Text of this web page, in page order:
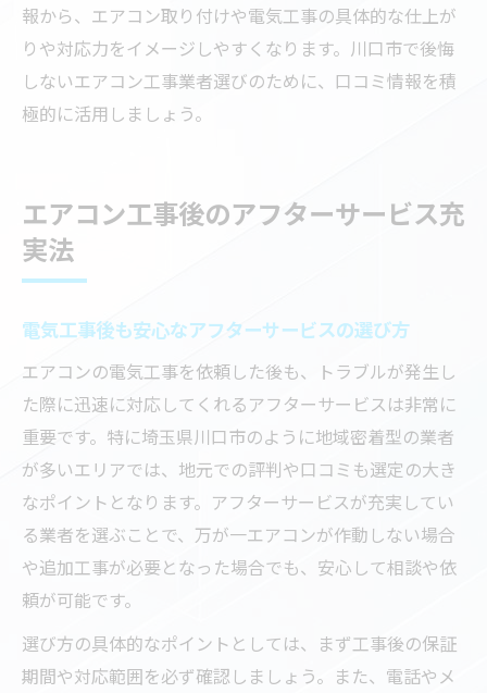
報から、エアコン取り付けや電気工事の具体的な仕上が
りや対応力をイメージしやすくなります。川口市で後悔
しないエアコン工事業者選びのために、口コミ情報を積
極的に活用しましょう。
エアコン工事後のアフターサービス充
実法
電気工事後も安心なアフターサービスの選び方
エアコンの電気工事を依頼した後も、トラブルが発生し
た際に迅速に対応してくれるアフターサービスは非常に
重要です。特に埼玉県川口市のように地域密着型の業者
が多いエリアでは、地元での評判や口コミも選定の大き
なポイントとなります。アフターサービスが充実してい
る業者を選ぶことで、万が一エアコンが作動しない場合
や追加工事が必要となった場合でも、安心して相談や依
頼が可能です。
選び方の具体的なポイントとしては、まず工事後の保証
期間や対応範囲を必ず確認しましょう。また、電話やメ